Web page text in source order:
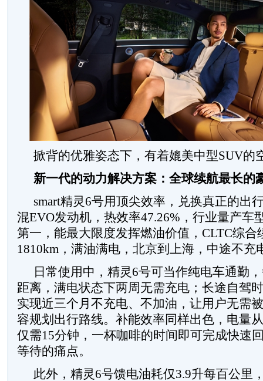
掀背的优雅姿态下，有着媲美中型SUV的
新一代的动力解决方案：全球续航最长的
smart精灵6号用顶尖效率，兑换真正的出
混EVO发动机，热效率47.26%，行业量产车
第一，能最大限度发挥燃油价值，CLTC综合
1810km，满油满电，北京到上海，中途不充
日常使用中，精灵6号可当作纯电车通勤
距离，满电状态下两周无需充电；长途自驾
实现近三个月不充电、不加油，让用户无需
容规划出行路线。补能效率同样出色，电量
仅需15分钟，一杯咖啡的时间即可完成快速
等待的痛点。
此外，精灵6号馈电油耗仅3.9升每百公里